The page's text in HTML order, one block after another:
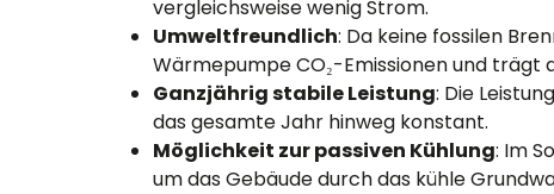
vergleichsweise wenig Strom.
Umweltfreundlich: Da keine fossilen
Wärmepumpe CO₂-Emissionen und trägt
Ganzjährig stabile Leistung: Die
das gesamte Jahr hinweg konstant.
Möglichkeit zur passiven Kühlung: Im
um das Gebäude durch das kühle